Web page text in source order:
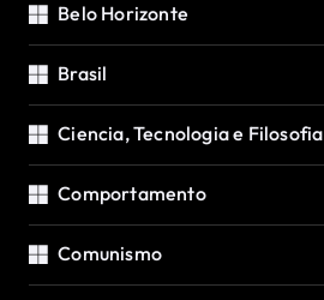
Belo Horizonte
Brasil
Ciencia, Tecnologia e Filosofia
Comportamento
Comunismo